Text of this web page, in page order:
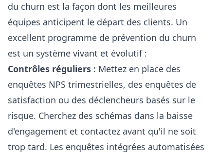
du churn est la façon dont les meilleures
équipes anticipent le départ des clients. Un
excellent programme de prévention du churn
est un système vivant et évolutif :
Contrôles réguliers : Mettez en place des
enquêtes NPS trimestrielles, des enquêtes de
satisfaction ou des déclencheurs basés sur le
risque. Cherchez des schémas dans la baisse
d'engagement et contactez avant qu'il ne soit
trop tard. Les enquêtes intégrées automatisées